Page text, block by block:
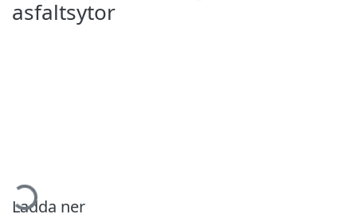
asfaltsytor
Ladda ner